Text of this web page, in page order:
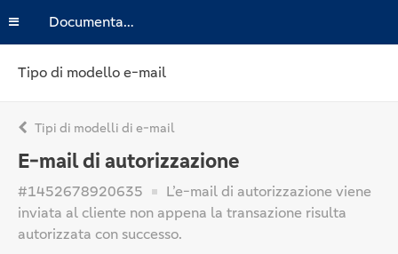
Documentazione
Tipo di modello e-mail
Tipi di modelli di e-mail
E-mail di autorizzazione
#1452678920635
L’e-mail di autorizzazione viene
inviata al cliente non appena la transazione risulta
autorizzata con successo.